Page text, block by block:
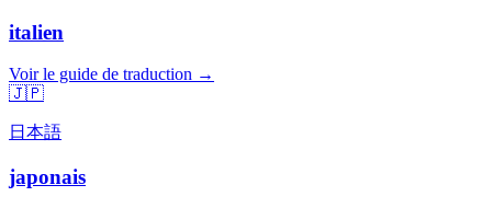
italien
Voir le guide de traduction →
🇯🇵
日本語
japonais